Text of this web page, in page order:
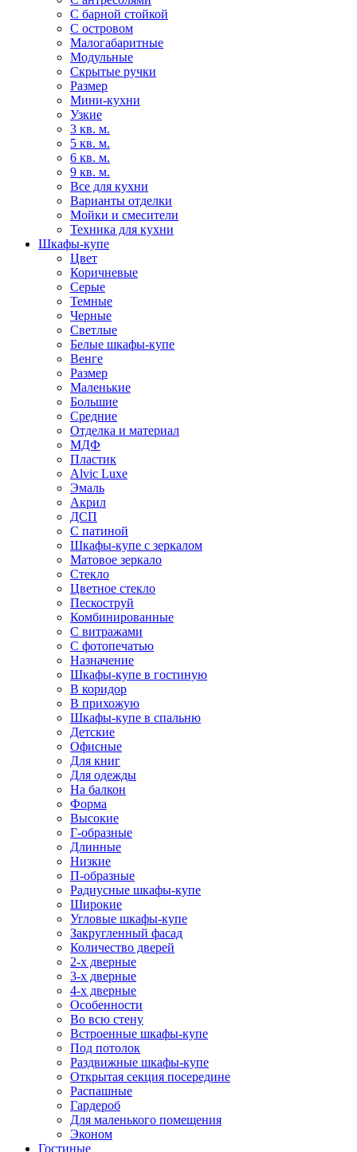
С барной стойкой
С островом
Малогабаритные
Модульные
Скрытые ручки
Размер
Мини-кухни
Узкие
3 кв. м.
5 кв. м.
6 кв. м.
9 кв. м.
Все для кухни
Варианты отделки
Мойки и смесители
Техника для кухни
Шкафы-купе
Цвет
Коричневые
Серые
Темные
Черные
Светлые
Белые шкафы-купе
Венге
Размер
Маленькие
Большие
Средние
Отделка и материал
МДФ
Пластик
Alvic Luxe
Эмаль
Акрил
ДСП
С патиной
Шкафы-купе с зеркалом
Матовое зеркало
Стекло
Цветное стекло
Пескоструй
Комбинированные
С витражами
С фотопечатью
Назначение
Шкафы-купе в гостиную
В коридор
В прихожую
Шкафы-купе в спальню
Детские
Офисные
Для книг
Для одежды
На балкон
Форма
Высокие
Г-образные
Длинные
Низкие
П-образные
Радиусные шкафы-купе
Широкие
Угловые шкафы-купе
Закругленный фасад
Количество дверей
2-х дверные
3-х дверные
4-х дверные
Особенности
Во всю стену
Встроенные шкафы-купе
Под потолок
Раздвижные шкафы-купе
Открытая секция посередине
Распашные
Гардероб
Для маленького помещения
Эконом
Гостиные